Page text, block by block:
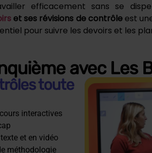
efficacement sans se
et ses révisions de contrôle est
pour suivre les devoirs et les
avec Les
toute
interactives
et en vidéo
méthodologie